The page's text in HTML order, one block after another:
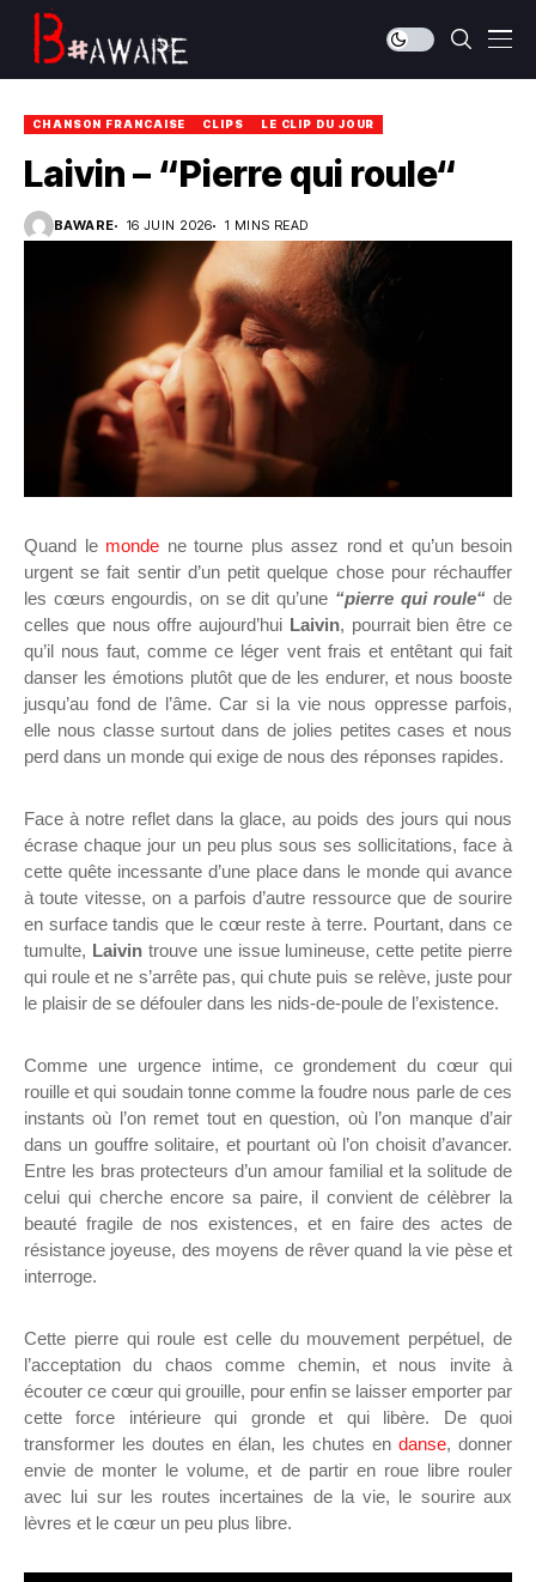
CHANSON FRANCAISE CLIPS LE CLIP DU JOUR
Laivin – “Pierre qui roule“
BAWARE 16 JUIN 2026 1 MINS READ
Quand le monde ne tourne plus assez rond et qu’un besoin
urgent se fait sentir d’un petit quelque chose pour réchauffer
les cœurs engourdis, on se dit qu’une “pierre qui roule“ de
celles que nous offre aujourd’hui Laivin, pourrait bien être ce
qu’il nous faut, comme ce léger vent frais et entêtant qui fait
danser les émotions plutôt que de les endurer, et nous booste
jusqu’au fond de l’âme. Car si la vie nous oppresse parfois,
elle nous classe surtout dans de jolies petites cases et nous
perd dans un monde qui exige de nous des réponses rapides.
Face à notre reflet dans la glace, au poids des jours qui nous
écrase chaque jour un peu plus sous ses sollicitations, face à
cette quête incessante d’une place dans le monde qui avance
à toute vitesse, on a parfois d’autre ressource que de sourire
en surface tandis que le cœur reste à terre. Pourtant, dans ce
tumulte, Laivintrouve une issue lumineuse, cette petite pierre
qui roule et ne s’arrête pas, qui chute puis se relève, juste pour
le plaisir de se défouler dans les nids-de-poule de l’existence.
Comme une urgence intime, ce grondement du cœur qui
rouille et qui soudain tonne comme la foudre nous parle de ces
instants où l’on remet tout en question, où l’on manque d’air
dans un gouffre solitaire, et pourtant où l’on choisit d’avancer.
Entre les bras protecteurs d’un amour familial et la solitude de
celui qui cherche encore sa paire, il convient de célèbrer la
beauté fragile de nos existences, et en faire des actes de
résistance joyeuse, des moyens de rêver quand la vie pèse et
interroge.
Cette pierre qui roule est celle du mouvement perpétuel, de
l’acceptation du chaos comme chemin, et nous invite à
écouter ce cœur qui grouille, pour enfin se laisser emporter par
cette force intérieure qui gronde et qui libère. De quoi
transformer les doutes en élan, les chutes en danse, donner
envie de monter le volume, et de partir en roue libre rouler
avec lui sur les routes incertaines de la vie, le sourire aux
lèvres et le cœur un peu plus libre.